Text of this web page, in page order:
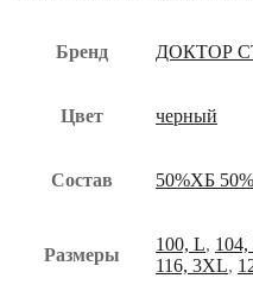
Бренд ДОКТОР
Цвет черный
Состав 50%ХБ
Размеры
100, L,
116, 3XL,